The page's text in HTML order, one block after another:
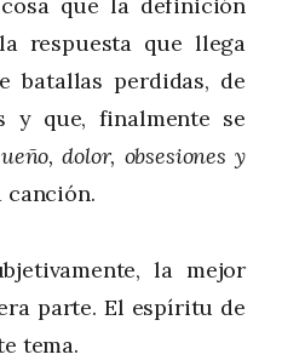
que la definición
respuesta que llega
batallas perdidas, de
y que, finalmente se
dolor, obsesiones y
la mejor
parte. El espíritu de
tema.